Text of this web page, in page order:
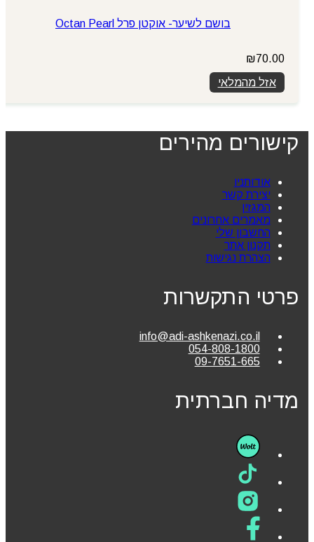
בושם לשיער- אוקטן פרל Octan Pearl
₪70.00
אזל מהמלאי
קישורים מהירים
אודותניו
יצירת קשר
המגזין
מאמרים אחרונים
החשבון שלי
תקנון אתר
הצהרת נגישות
פרטי התקשרות
info@adi-ashkenazi.co.il
054-808-1800
09-7651-665
מדיה חברתית